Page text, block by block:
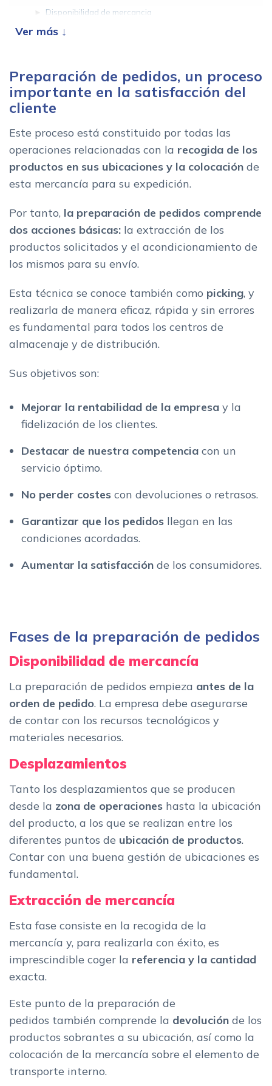
Disponibilidad de mercancia
Desplazamientos
Verificacion de la mercancia
Expedicion de los pedidos
6 consejos para optimizar la preparacion de pedidos
Como elegir el mejor sistema que optimice tu preparacion de
pedidos
Preparación de pedidos, un proceso
importante en la satisfacción del
cliente
Este proceso está constituido por todas las
operaciones relacionadas con la recogida de los
productos en sus ubicaciones y la colocación de
esta mercancía para su expedición.
Por tanto, la preparación de pedidos comprende
dos acciones básicas: la extracción de los
productos solicitados y el acondicionamiento de
los mismos para su envío.
Esta técnica se conoce también como picking, y
realizarla de manera eficaz, rápida y sin errores
es fundamental para todos los centros de
almacenaje y de distribución.
Sus objetivos son:
Mejorar la rentabilidad de la empresa y la
fidelización de los clientes.
Destacar de nuestra competencia con un
servicio óptimo.
No perder costes con devoluciones o retrasos.
Garantizar que los pedidos llegan en las
condiciones acordadas.
Aumentar la satisfacción de los consumidores.
Fases de la preparación de pedidos
Disponibilidad de mercancía
La preparación de pedidos empieza antes de la
orden de pedido. La empresa debe asegurarse
de contar con los recursos tecnológicos y
materiales necesarios.
Desplazamientos
Tanto los desplazamientos que se producen
desde la zona de operaciones hasta la ubicación
del producto, a los que se realizan entre los
diferentes puntos de ubicación de productos.
Contar con una buena gestión de ubicaciones es
fundamental.
Extracción de mercancía
Esta fase consiste en la recogida de la
mercancía y, para realizarla con éxito, es
imprescindible coger la referencia y la cantidad
exacta.
Este punto de la preparación de
pedidos también comprende la devolución de los
productos sobrantes a su ubicación, así como la
colocación de la mercancía sobre el elemento de
transporte interno.